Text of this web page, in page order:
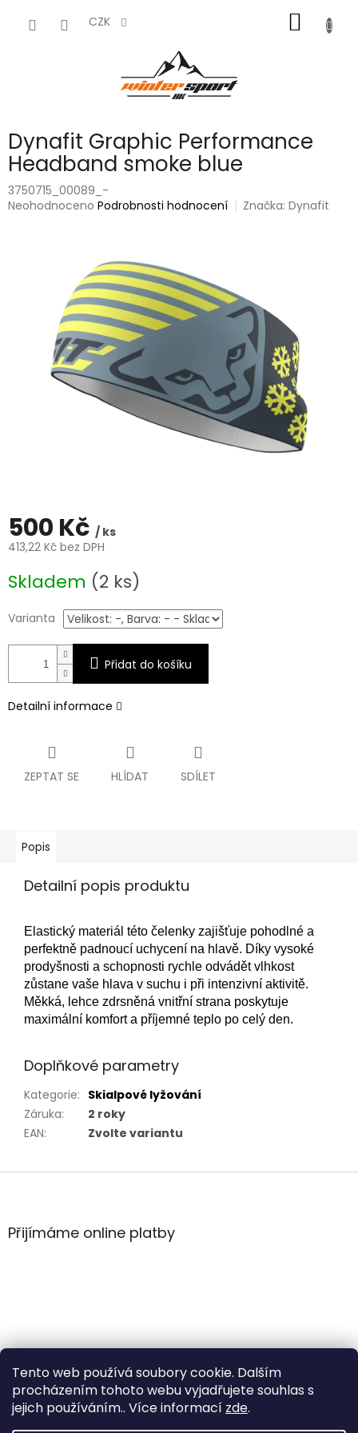
Tento web používá soubory cookie. Dalším
procházením tohoto webu vyjadřujete souhlas s
jejich používáním.. Více informací zde.
CZK
KOŠÍK
Dynafit Graphic Performance
Headband smoke blue
3750715_00089_-
Průměrné
hvězdiček.
Neohodnoceno Podrobnosti hodnocení Značka:Dynafit
500 Kč / ks
413,22 Kč bez DPH
cena:
Skladem (2 ks)
Varianta
Přidat do košíku
Detailní informace
ZEPTAT SE HLÍDAT SDÍLET
Popis
Detailní popis produktu
C
h
a
t
G
P
T
ř
e
k
Elastický materiál této čelenky zajišťuje pohodlné a
perfektně padnoucí uchycení na hlavě. Díky vysoké
prodyšnosti a schopnosti rychle odvádět vlhkost
zůstane vaše hlava v suchu i při intenzivní aktivitě.
Měkká, lehce zdrsněná vnitřní strana poskytuje
maximální komfort a příjemné teplo po celý den.
Doplňkové parametry
Kategorie: Skialpové lyžování
Záruka:
2 roky
EAN: Zvolte variantu
Z
aPřijímáme online platby